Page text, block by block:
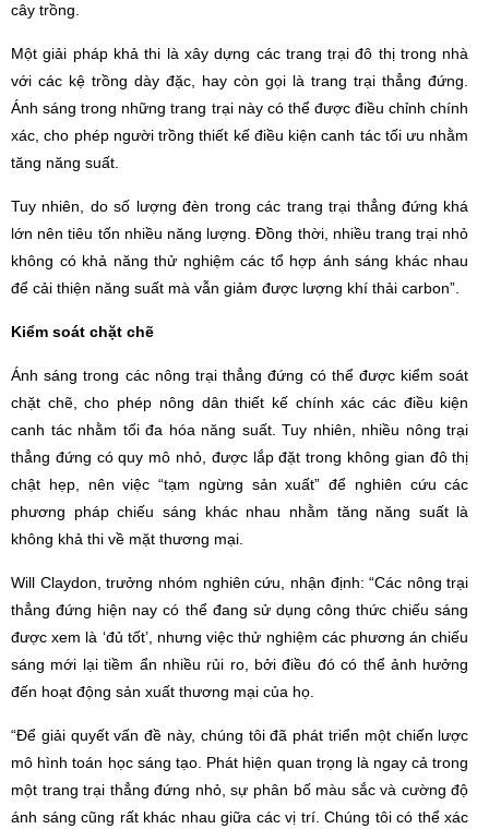
cây trồng.
Một giải pháp khả thi là xây dựng các trang trại đô thị trong nhà
với các kệ trồng dày đặc, hay còn gọi là trang trại thẳng đứng.
Ánh sáng trong những trang trại này có thể được điều chỉnh chính
xác, cho phép người trồng thiết kế điều kiện canh tác tối ưu nhằm
tăng năng suất.
Tuy nhiên, do số lượng đèn trong các trang trại thẳng đứng khá
lớn nên tiêu tốn nhiều năng lượng. Đồng thời, nhiều trang trại nhỏ
không có khả năng thử nghiệm các tổ hợp ánh sáng khác nhau
để cải thiện năng suất mà vẫn giảm được lượng khí thải carbon”.
Kiểm soát chặt chẽ
Ánh sáng trong các nông trại thẳng đứng có thể được kiểm soát
chặt chẽ, cho phép nông dân thiết kế chính xác các điều kiện
canh tác nhằm tối đa hóa năng suất. Tuy nhiên, nhiều nông trại
thẳng đứng có quy mô nhỏ, được lắp đặt trong không gian đô thị
chật hẹp, nên việc “tạm ngừng sản xuất” để nghiên cứu các
phương pháp chiếu sáng khác nhau nhằm tăng năng suất là
không khả thi về mặt thương mại.
Will Claydon, trưởng nhóm nghiên cứu, nhận định: “Các nông trại
thẳng đứng hiện nay có thể đang sử dụng công thức chiếu sáng
được xem là ‘đủ tốt’, nhưng việc thử nghiệm các phương án chiếu
sáng mới lại tiềm ẩn nhiều rủi ro, bởi điều đó có thể ảnh hưởng
đến hoạt động sản xuất thương mại của họ.
“Để giải quyết vấn đề này, chúng tôi đã phát triển một chiến lược
mô hình toán học sáng tạo. Phát hiện quan trọng là ngay cả trong
một trang trại thẳng đứng nhỏ, sự phân bố màu sắc và cường độ
ánh sáng cũng rất khác nhau giữa các vị trí. Chúng tôi có thể xác